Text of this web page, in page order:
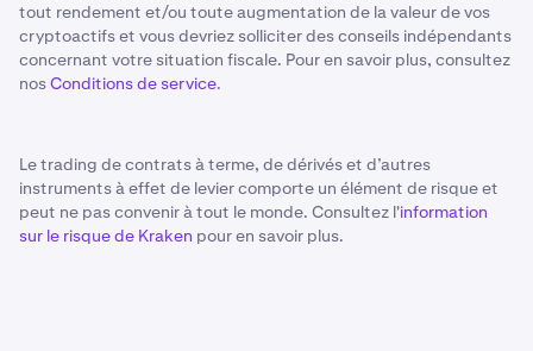
tout rendement et/ou toute augmentation de la valeur de vos
cryptoactifs et vous devriez solliciter des conseils indépendants
concernant votre situation fiscale. Pour en savoir plus, consultez
nosConditions de service.
Le trading de contrats à terme, de dérivés et d’autres
instruments à effet de levier comporte un élément de risque et
peut ne pas convenir à tout le monde. Consultez l'information
sur le risque de Kraken pour en savoir plus.